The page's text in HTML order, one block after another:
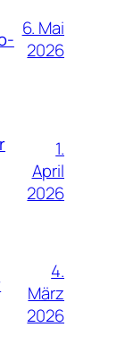
6. Mai
2026
1.
April
2026
4.
März
2026